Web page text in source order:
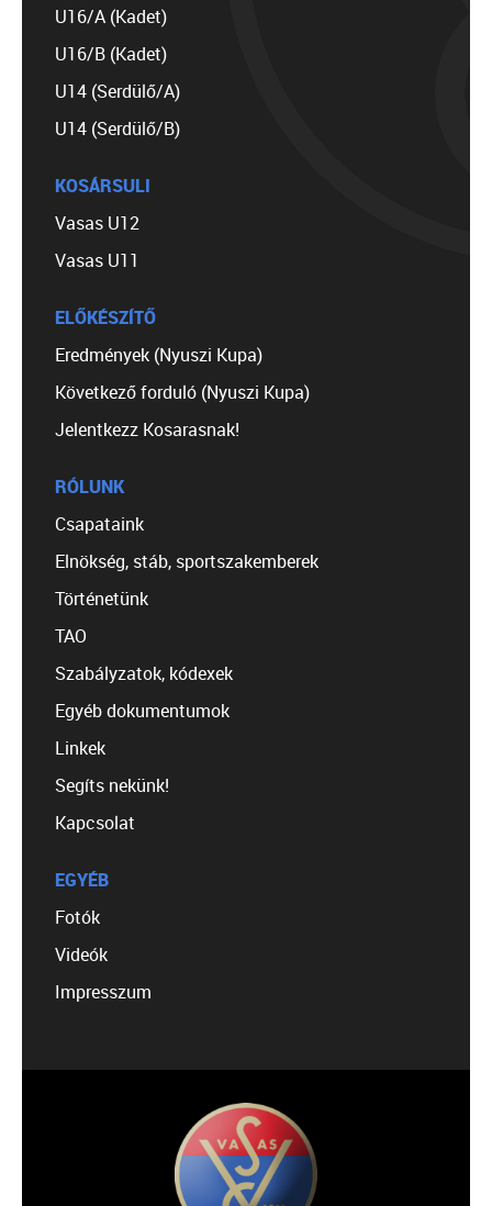
U16/A (Kadet)
U16/B (Kadet)
U14 (Serdülő/A)
U14 (Serdülő/B)
KOSÁRSULI
Vasas U12
Vasas U11
ELŐKÉSZÍTŐ
Eredmények (Nyuszi Kupa)
Következő forduló (Nyuszi Kupa)
Jelentkezz Kosarasnak!
RÓLUNK
Csapataink
Elnökség, stáb, sportszakemberek
Történetünk
TAO
Szabályzatok, kódexek
Egyéb dokumentumok
Linkek
Segíts nekünk!
Kapcsolat
EGYÉB
Fotók
Videók
Impresszum